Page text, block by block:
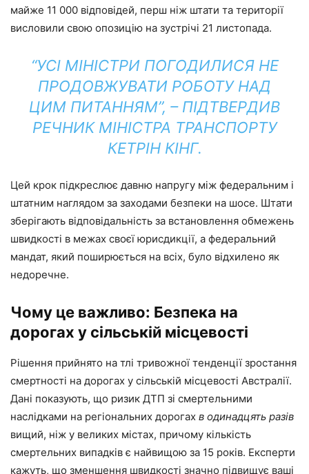
майже 11 000 відповідей, перш ніж штати та території
висловили свою опозицію на зустрічі 21 листопада.
“УСІ МІНІСТРИ ПОГОДИЛИСЯ НЕ
ПРОДОВЖУВАТИ РОБОТУ НАД
ЦИМ ПИТАННЯМ”, – ПІДТВЕРДИВ
РЕЧНИК МІНІСТРА ТРАНСПОРТУ
КЕТРІН КІНГ.
Цей крок підкреслює давню напругу між федеральним і
штатним наглядом за заходами безпеки на шосе. Штати
зберігають відповідальність за встановлення обмежень
швидкості в межах своєї юрисдикції, а федеральний
мандат, який поширюється на всіх, було відхилено як
недоречне.
Чому це важливо: Безпека на
дорогах у сільській місцевості
Рішення прийнято на тлі тривожної тенденції зростання
смертності на дорогах у сільській місцевості Австралії.
Дані показують, що ризик ДТП зі смертельними
наслідками на регіональних дорогах в одинадцять разів
вищий, ніж у великих містах, причому кількість
смертельних випадків є найвищою за 15 років. Експерти
кажуть, що зменшення швидкості значно підвищує ваші